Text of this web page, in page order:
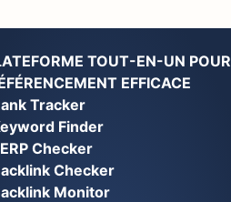
TOUT-EN-UN POUR
EFFICACE
Tracker
Finder
Checker
Checker
Monitor